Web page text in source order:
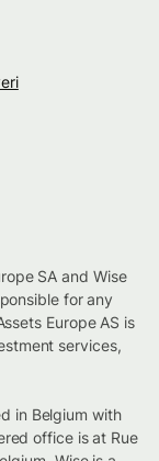
SA and Wise
for any
Europe AS is
services,
in Belgium with
office is at Rue